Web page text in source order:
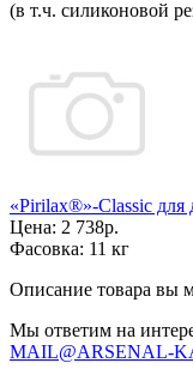
(в т.ч. силиконовой
«Pirilax®»-Classic для
Цена: 2 738р.
Фасовка: 11 кг
Описание товара вы
Мы ответим на
MAIL@ARSENAL-